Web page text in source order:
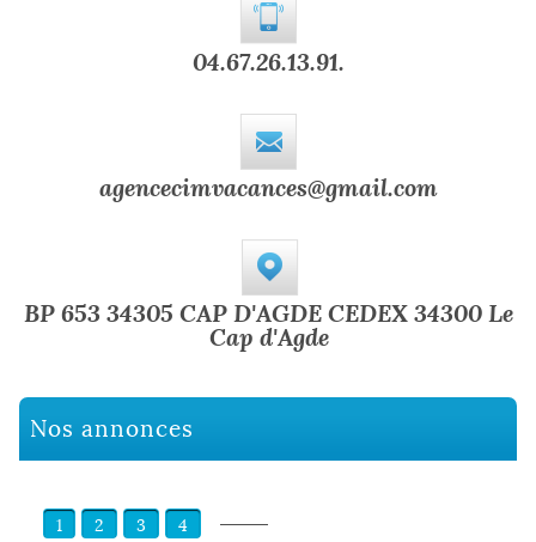
04.67.26.13.91.
agencecimvacances@gmail.com
BP 653 34305 CAP D'AGDE CEDEX 34300 Le
Cap d'Agde
Nos annonces
1 2 3 4